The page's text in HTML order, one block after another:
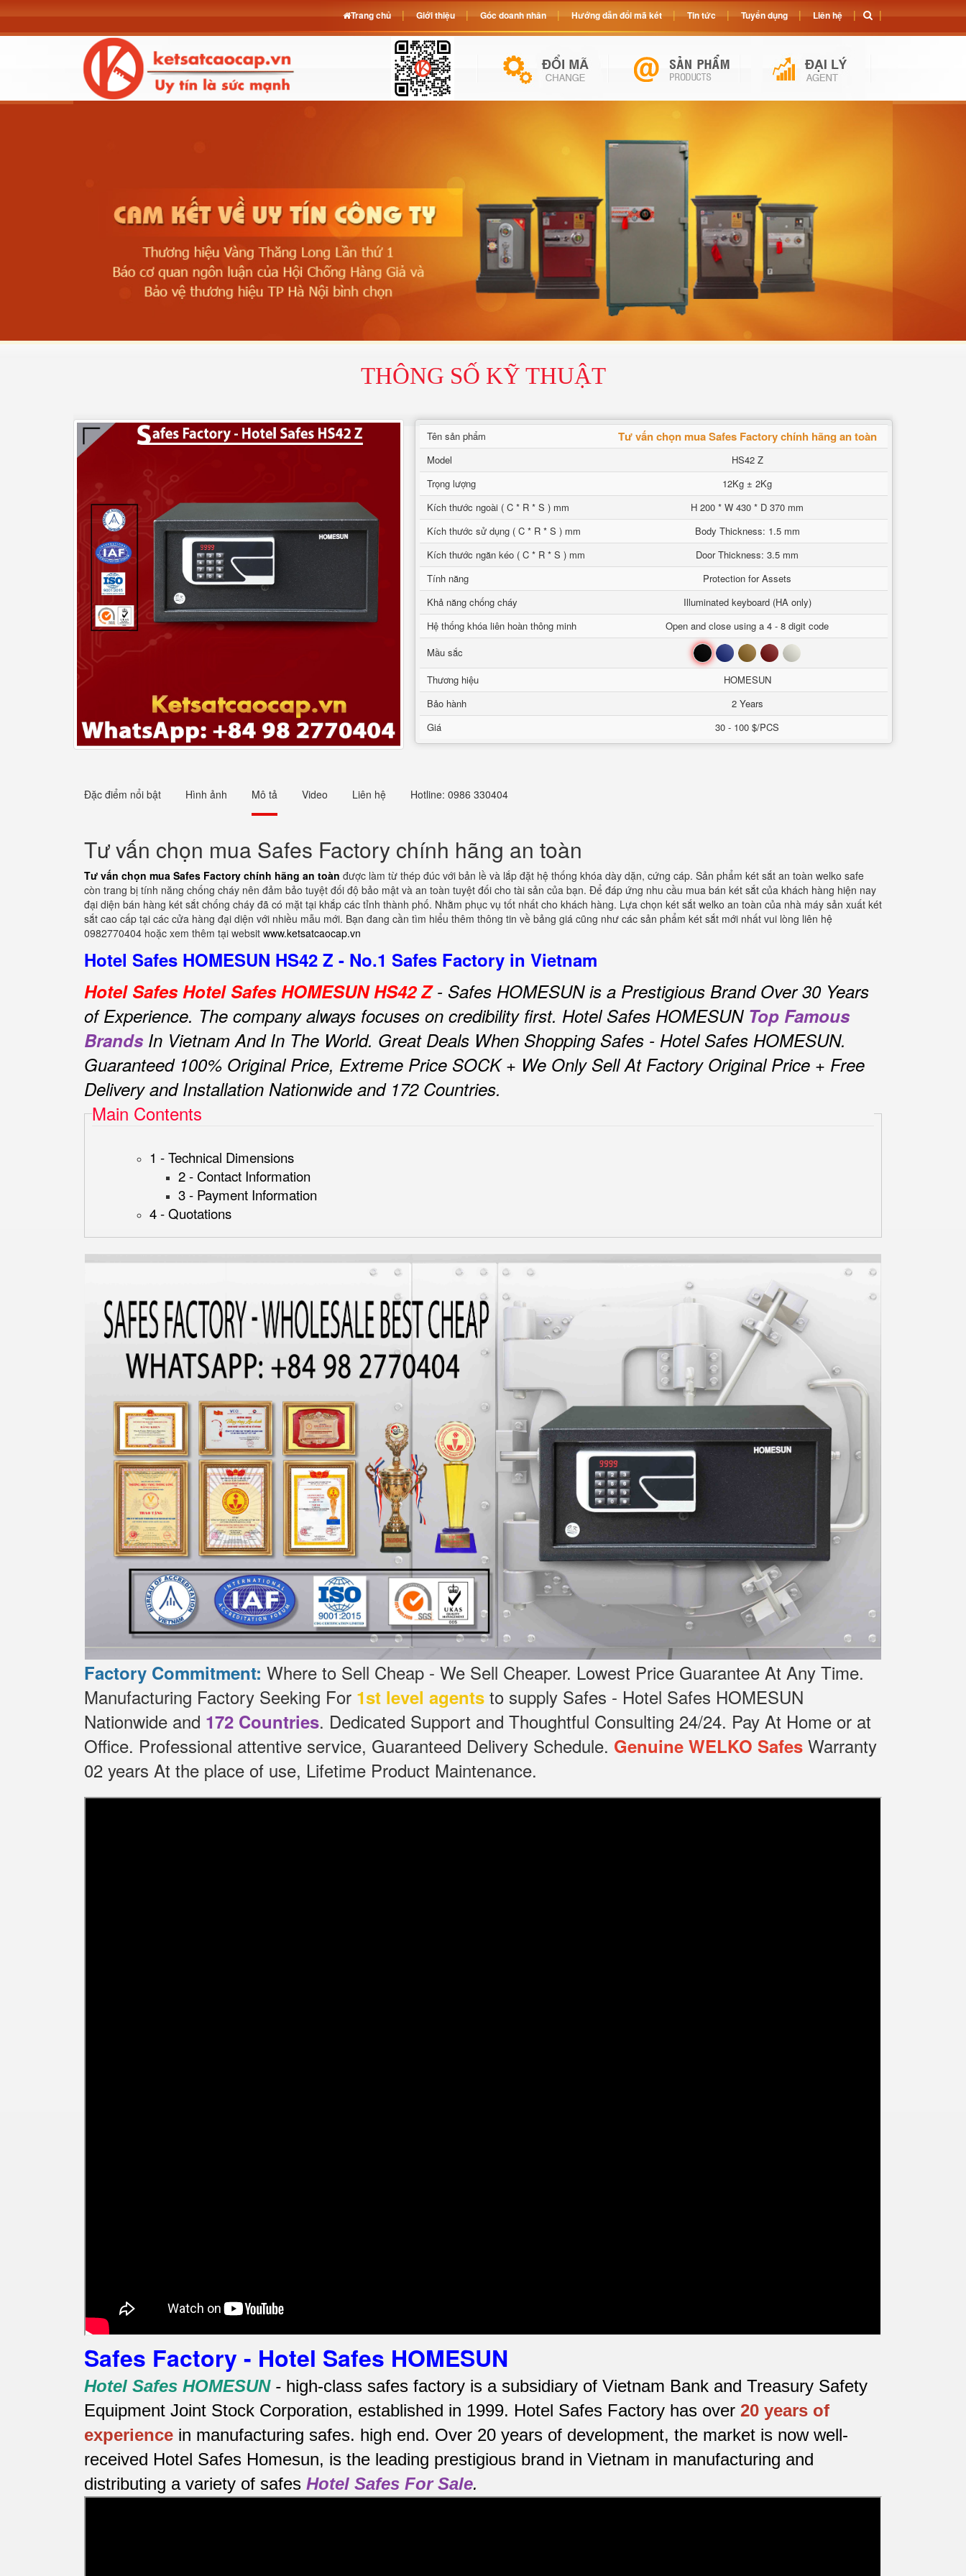
THÔNG SỐ KỸ THUẬT
Tên sản phẩm Tư vấn chọn mua Safes Factory chính hãng an toàn
Model
HS42 Z
Trọng lượng
12Kg ± 2Kg
Kích thước ngoài ( C * R * S ) mm
H 200 * W 430 * D 370 mm
Kích thước sử dụng ( C * R * S ) mm
Body Thickness: 1.5 mm
Kích thước ngăn kéo ( C * R * S ) mm
Door Thickness: 3.5 mm
Tính năng
Protection for Assets
Khả năng chống cháy
Illuminated keyboard (HA only)
Hệ thống khóa liên hoàn thông minh
Open and close using a 4 - 8 digit code
Mầu sắc
Đen Xanh Nâu Đỏ Trắng
Thương hiệu
HOMESUN
Bảo hành
2 Years
Giá
30 - 100 $/PCS
Đặc điểm nổi bật Hình ảnh Mô tả Video Liên hệ Hotline: 0986 330404
Tư vấn chọn mua Safes Factory chính hãng an toàn
Tư vấn chọn mua Safes Factory chính hãng an toàn được làm từ thép đúc với bản lề và lắp đặt hệ thống khóa dày dặn, cứng cáp. Sản phẩm két sắt an toàn welko safe
còn trang bị tính năng chống cháy nên đảm bảo tuyệt đối độ bảo mật và an toàn tuyệt đối cho tài sản của bạn. Để đáp ứng nhu cầu mua bán két sắt của khách hàng hiện nay
đại diện bán hàng két sắt chống cháy đã có mặt tại khắp các tỉnh thành phố. Nhằm phục vụ tốt nhất cho khách hàng. Lựa chọn két sắt welko an toàn của nhà máy sản xuất két
sắt cao cấp tại các cửa hàng đại diện với nhiều mẫu mới. Bạn đang cần tìm hiểu thêm thông tin về bảng giá cũng như các sản phẩm két sắt mới nhất vui lòng liên hệ
0982770404 hoặc xem thêm tại websit www.ketsatcaocap.vn
Hotel Safes HOMESUN HS42 Z - No.1 Safes Factory in Vietnam
Hotel Safes Hotel Safes HOMESUN HS42 Z- Safes HOMESUN is a Prestigious Brand Over 30 Years
of Experience. The company always focuses on credibility first. Hotel Safes HOMESUN Top Famous
Brands In Vietnam And In The World. Great Deals When Shopping Safes - Hotel Safes HOMESUN.
Guaranteed 100% Original Price, Extreme Price SOCK + We Only Sell At Factory Original Price + Free
Delivery and Installation Nationwide and 172 Countries.
Main Contents
1 - Technical Dimensions
2 - Contact Information
3 - Payment Information
4 - Quotations
Factory Commitment: Where to Sell Cheap - We Sell Cheaper. Lowest Price Guarantee At Any Time.
Manufacturing Factory Seeking For 1st level agents to supply Safes - Hotel Safes HOMESUN
Nationwide and 172 Countries. Dedicated Support and Thoughtful Consulting 24/24. Pay At Home or at
Office. Professional attentive service, Guaranteed Delivery Schedule. Genuine WELKO Safes Warranty
02 years At the place of use, Lifetime Product Maintenance.
Safes Factory - Hotel Safes HOMESUN
Hotel Safes HOMESUN- high-class safes factory is a subsidiary of Vietnam Bank and Treasury Safety
Equipment Joint Stock Corporation, established in 1999. Hotel Safes Factory has over 20 years of
experience in manufacturing safes. high end. Over 20 years of development, the market is now well-
received Hotel Safes Homesun, is the leading prestigious brand in Vietnam in manufacturing and
distributing a variety of safes Hotel Safes For Sale.
Trang chủ Giới thiệu Góc doanh nhân Hướng dẫn đổi mã két Tin tức Tuyển dụng Liên hệ